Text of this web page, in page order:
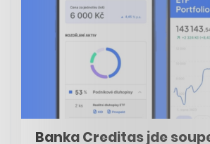
Banka Creditas jde